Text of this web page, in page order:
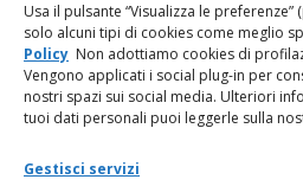
Usa il pulsante “Visualizza le
solo alcuni tipi di cookies come meglio
Policy Non adottiamo cookies di
Vengono applicati i social plug-in per
nostri spazi sui social media. Ulteriori
tuoi dati personali puoi leggerle sulla
Gestisci servizi
Regolamento categorie
giudiziari
Amministrazione Trasparente